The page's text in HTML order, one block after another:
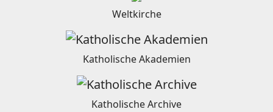
Weltkirche
Katholische Akademien
Katholische Archive